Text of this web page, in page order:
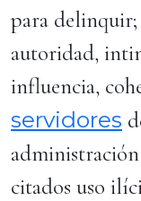
para delinquir;
autoridad,
influencia,
servidores
citados uso